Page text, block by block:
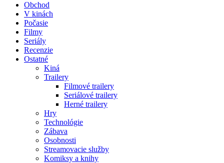
Obchod
V kinách
Počasie
Filmy
Seriály
Recenzie
Ostatné
Kiná
Trailery
Filmové trailery
Seriálové trailery
Herné trailery
Hry
Technológie
Zábava
Osobnosti
Streamovacie služby
Komiksy a knihy